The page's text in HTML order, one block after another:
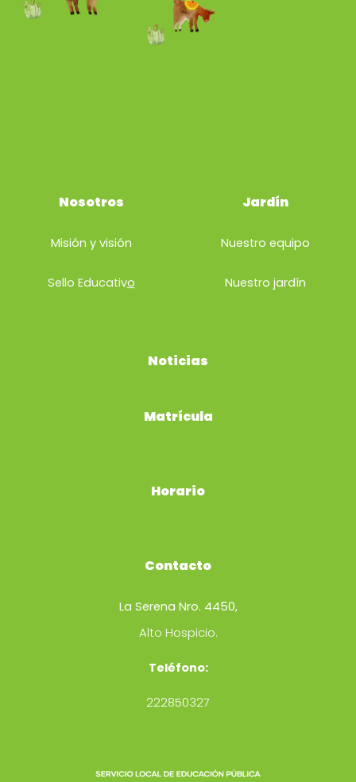
Nosotros
Misión y visión
Sello Educativo
Jardín
Nuestro equipo
Nuestro jardín
Noticias
Matrícula
Horario
Contacto
La Serena Nro. 4450,
Alto Hospicio.
Teléfono:
222850327